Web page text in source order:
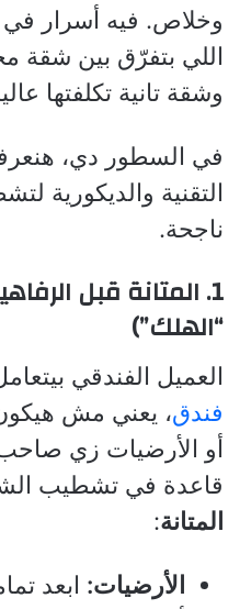
وخلاص. فيه أسرار
اللي بتفرّق بين شقة
وشقة تانية تكلفتها
في السطور دي،
التقنية والديكورية
ناجحة.
1. المتانة قبل
“الهلك”)
العميل الفندقي
فندق، يعني مش
أو الأرضيات زي
قاعدة في تشطيب
المتانة:
الأرضيات: ابعد